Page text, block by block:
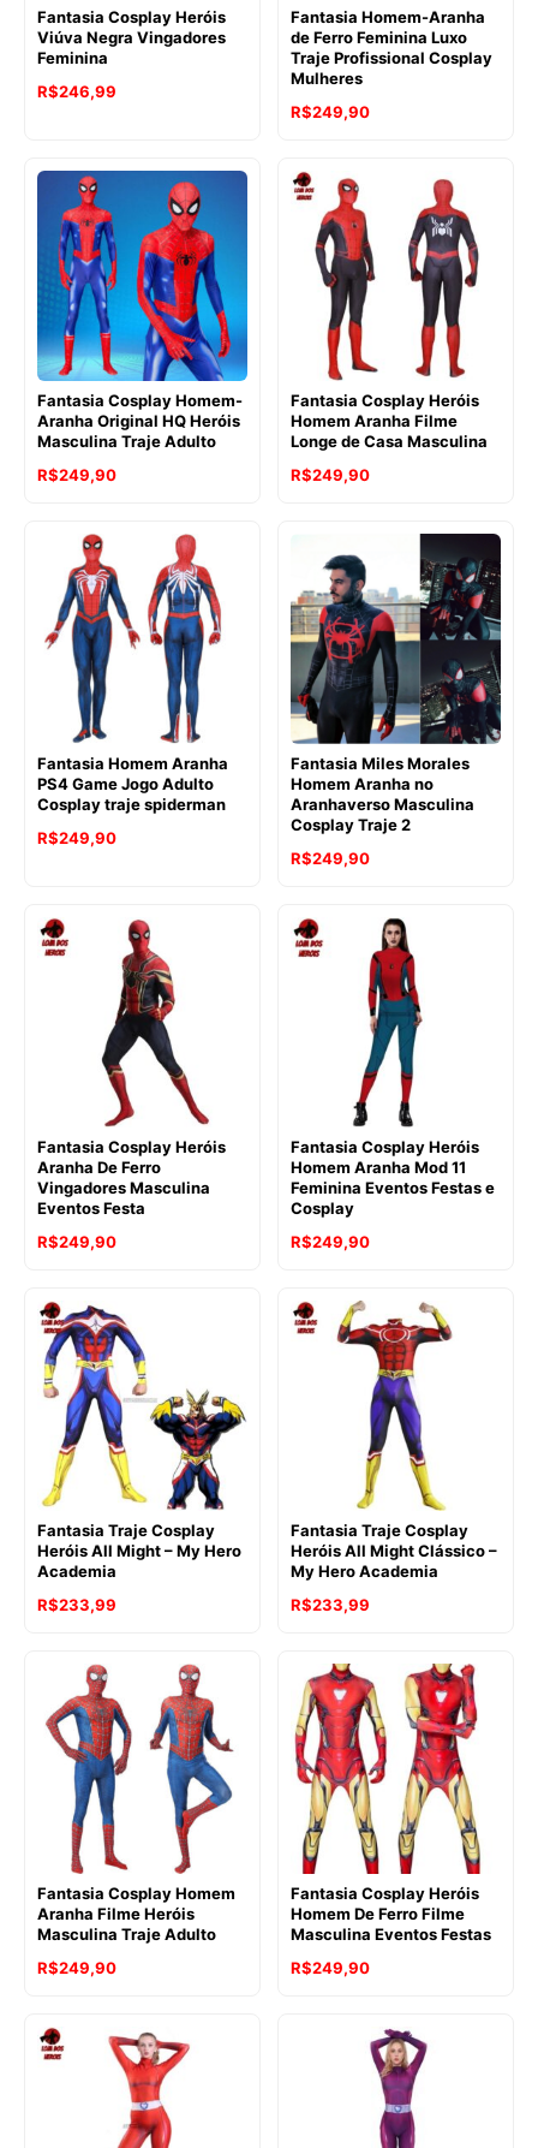
Fantasia Cosplay Heróis
Viúva Negra Vingadores
Feminina
R$246,99
Fantasia Homem-Aranha
de Ferro Feminina Luxo
Traje Profissional Cosplay
Mulheres
R$249,90
Fantasia Cosplay Homem-
Aranha Original HQ Heróis
Masculina Traje Adulto
R$249,90
Fantasia Cosplay Heróis
Homem Aranha Filme
Longe de Casa Masculina
R$249,90
Fantasia Homem Aranha
PS4 Game Jogo Adulto
Cosplay traje spiderman
R$249,90
Fantasia Miles Morales
Homem Aranha no
Aranhaverso Masculina
Cosplay Traje 2
R$249,90
Fantasia Cosplay Heróis
Aranha De Ferro
Vingadores Masculina
Eventos Festa
R$249,90
Fantasia Cosplay Heróis
Homem Aranha Mod 11
Feminina Eventos Festas e
Cosplay
R$249,90
Fantasia Traje Cosplay
Heróis All Might – My Hero
Academia
R$233,99
Fantasia Traje Cosplay
Heróis All Might Clássico –
My Hero Academia
R$233,99
Fantasia Cosplay Homem
Aranha Filme Heróis
Masculina Traje Adulto
R$249,90
Fantasia Cosplay Heróis
Homem De Ferro Filme
Masculina Eventos Festas
R$249,90